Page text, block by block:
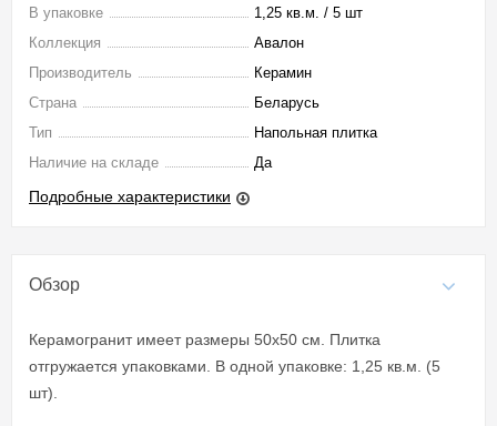
В упаковке
1,25 кв.м. / 5 шт
Коллекция
Авалон
Производитель
Керамин
Страна
Беларусь
Тип
Напольная плитка
Наличие на складе
Да
Подробные характеристики
Обзор
Керамогранит имеет размеры 50x50 см. Плитка
отгружается упаковками. В одной упаковке: 1,25 кв.м. (5
шт).